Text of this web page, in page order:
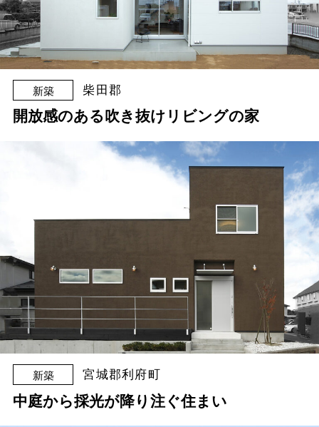
新築 柴田郡
開放感のある吹き抜けリビングの家
新築 宮城郡利府町
中庭から採光が降り注ぐ住まい